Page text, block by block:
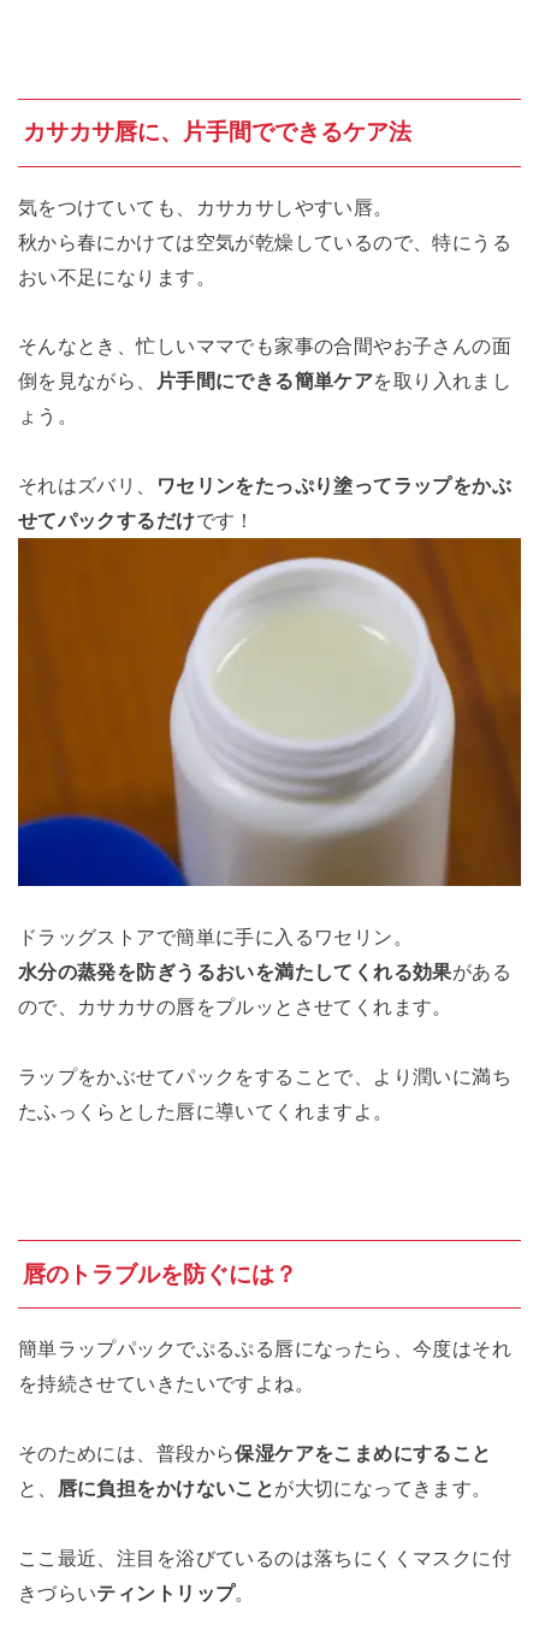
カサカサ唇に、片手間でできるケア法
気をつけていても、カサカサしやすい唇。
秋から春にかけては空気が乾燥しているので、特にうる
おい不足になります。
そんなとき、忙しいママでも家事の合間やお子さんの面
倒を見ながら、
片手間にできる簡単ケアを取り入れまし
ょう。
それはズバリ、
ワセリンをたっぷり塗ってラップをかぶ
せてパックするだけです！
ドラッグストアで簡単に手に入るワセリン。
水分の蒸発を防ぎうるおいを満たしてくれる効果がある
ので、カサカサの唇をプルッとさせてくれます。
ラップをかぶせてパックをすることで、より潤いに満ち
たふっくらとした唇に導いてくれますよ。
唇のトラブルを防ぐには？
簡単ラップパックでぷるぷる唇になったら、今度はそれ
を持続させていきたいですよね。
そのためには、普段から保湿ケアをこまめにすること
と、 唇に負担をかけないことが大切になってきます。
ここ最近、注目を浴びているのは落ちにくくマスクに付
きづらいティントリップ。